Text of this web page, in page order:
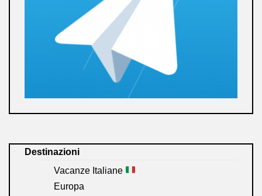
Destinazioni
Vacanze Italiane
Europa